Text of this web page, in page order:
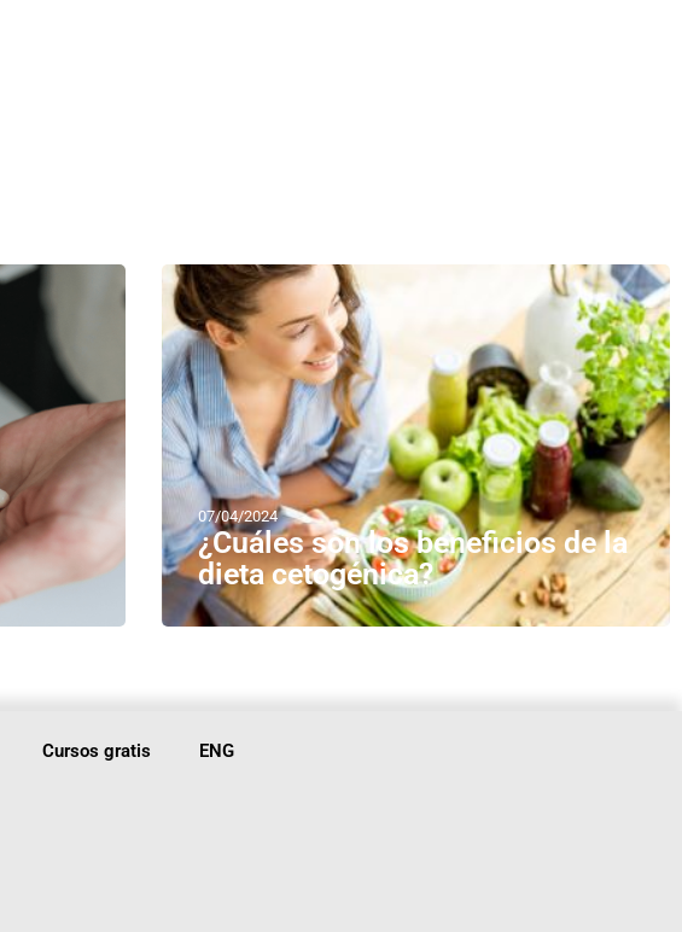
07/04/2024
¿Cuáles son los beneficios de la
dieta cetogénica?
Cursos gratis ENG